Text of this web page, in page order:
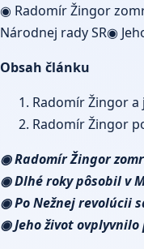
◉ Radomír Žingor
Národnej rady SR◉
Obsah článku
Radomír Žingor
Radomír Žingor
◉ Radomír Žingor
◉ Dlhé roky pôsobil v
◉ Po Nežnej revolúcii
◉ Jeho život